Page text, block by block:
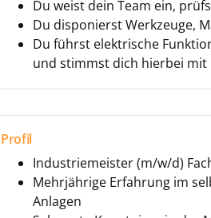
Du weist dein Team ein,
Du disponierst Werkzeuge,
Du führst elektrische
und stimmst dich hierbei
Profil
Industriemeister (m/w/d)
Mehrjährige Erfahrung im
Anlagen